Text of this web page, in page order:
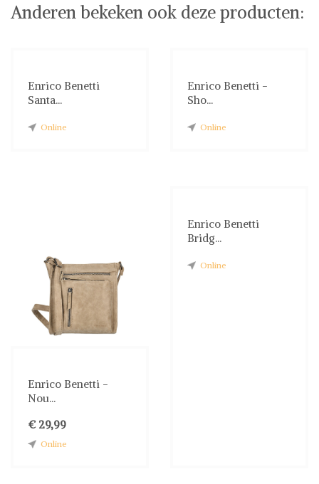
Anderen bekeken ook deze producten:
Enrico Benetti
Santa...
Online
Enrico Benetti -
Sho...
Online
Enrico Benetti -
Nou...
€ 29,99
Online
Enrico Benetti
Bridg...
Online